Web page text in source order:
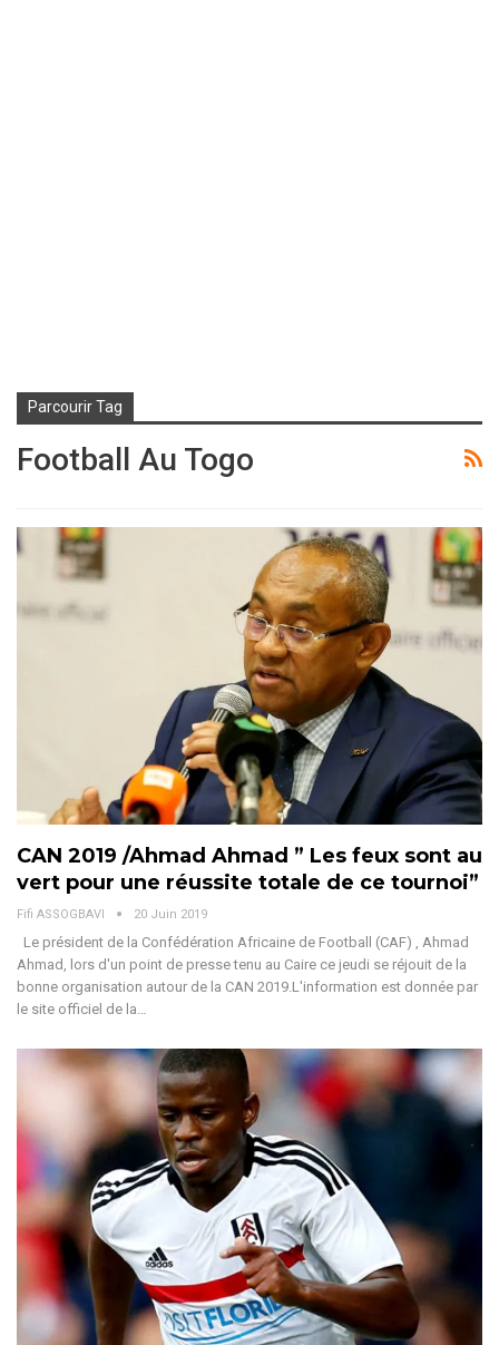
Parcourir Tag
Football Au Togo
CAN 2019 /Ahmad Ahmad ” Les feux sont au
vert pour une réussite totale de ce tournoi”
Fifi ASSOGBAVI 20 Juin 2019
Le président de la Confédération Africaine de Football (CAF) , Ahmad
Ahmad, lors d'un point de presse tenu au Caire ce jeudi se réjouit de la
bonne organisation autour de la CAN 2019.L'information est donnée par
le site officiel de la…